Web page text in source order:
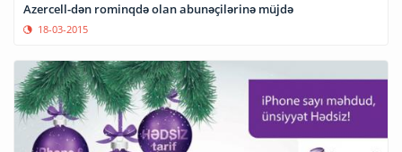
Azercell-dən rominqdə olan abunəçilərinə müjdə
18-03-2015